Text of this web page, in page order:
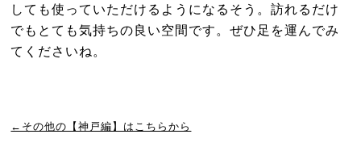
しても使っていただけるようになるそう。訪れるだけ
でもとても気持ちの良い空間です。ぜひ足を運んでみ
てくださいね。
←その他の【神戸編】はこちらから